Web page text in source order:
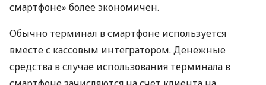
смартфоне» более экономичен.
Обычно терминал в смартфоне используется
вместе с кассовым интегратором. Денежные
средства в случае использования терминала в